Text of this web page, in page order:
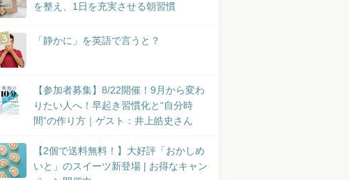
を整え、1日を充実させる朝習慣
「静かに」を英語で言うと？
【参加者募集】8/22開催！9月から変わ
りたい人へ！早起き習慣化と“自分時
間”の作り方｜ゲスト：井上皓史さん
【2個で送料無料！】大好評「おかしめ
いと」のスイーツ新登場 | お得なキャン